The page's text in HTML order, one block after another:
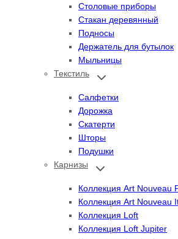
Столовые приборы
Стакан деревянный
Подносы
Держатель для бутылок
Мыльницы
Текстиль
Переключить
дочернее
Салфетки
Дорожка
Скатерти
Шторы
Подушки
Карнизы
Переключить
дочернее
Коллекция Art Nouveau
Коллекция Art Nouveau
Коллекция Loft
Коллекция Loft Jupiter